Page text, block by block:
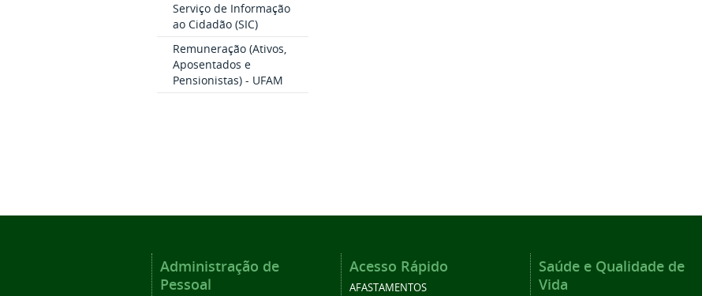
Serviço de Informação
ao Cidadão (SIC)
Remuneração (Ativos,
Aposentados e
Pensionistas) - UFAM
Administração de
Pessoal
Acesso Rápido
AFASTAMENTOS
Saúde e Qualidade de
Vida